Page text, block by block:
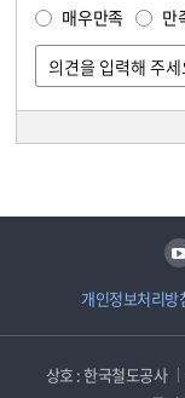
매우만족 만
개인정보처리방
유튜브
상호 : 한국철도공사